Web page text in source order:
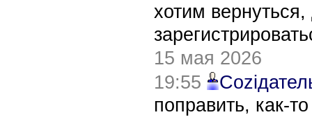
хотим
15 мая 2026
19:55
поправить, как-